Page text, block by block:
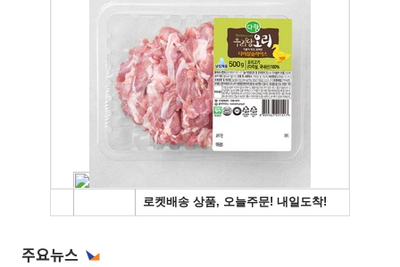
주요뉴스